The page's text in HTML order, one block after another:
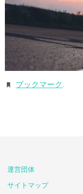
ブックマーク .
運営団体
サイトマップ